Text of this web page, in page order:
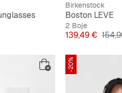
Birkenstock
Boston LEVE
2 Boje
Cijena
139,49 €
-20%